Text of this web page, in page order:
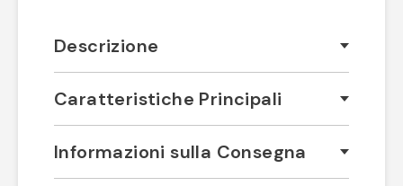
Descrizione
Caratteristiche Principali
Informazioni sulla Consegna